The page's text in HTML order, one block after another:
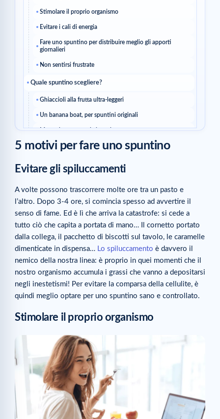
Stimolare il proprio organismo
Evitare i cali di energia
Fare uno spuntino per distribuire meglio gli apporti
giornalieri
Non sentirsi frustrate
Quale spuntino scegliere?
Ghiaccioli alla frutta ultra-leggeri
Un banana boat, per spuntini originali
Mug cake express al cioccolato
Articoli correlati
5 motivi per fare uno spuntino
Evitare gli spiluccamenti
A volte possono trascorrere molte ore tra un pasto e
l’altro. Dopo 3-4 ore, si comincia spesso ad avvertire il
senso di fame. Ed è lì che arriva la catastrofe: si cede a
tutto ciò che capita a portata di mano… Il cornetto portato
dalla collega, il pacchetto di biscotti sul tavolo, le caramelle
dimenticate in dispensa… Lo spiluccamento è davvero il
nemico della nostra linea: è proprio in quei momenti che il
nostro organismo accumula i grassi che vanno a depositarsi
negli inestetismi! Per evitare la comparsa della cellulite, è
quindi meglio optare per uno spuntino sano e controllato.
Stimolare il proprio organismo